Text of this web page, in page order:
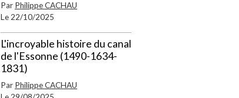
Par Philippe CACHAU
Le 22/10/2025
L'incroyable histoire du canal
de l'Essonne (1490-1634-
1831)
Par Philippe CACHAU